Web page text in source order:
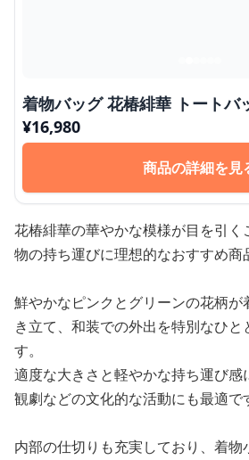
着物バッグ 花椿緋華 トートバ
¥16,980
商品の詳細を見
花椿緋華の華やかな模様が目を引
物の持ち運びに理想的なおすすめ商
鮮やかなピンクとグリーンの花柄が
き立て、和装での外出を特別なひと
す。
適度な大きさと軽やかな持ち運び
観劇などの文化的な活動にも最適で
内部の仕切りも充実しており、着物